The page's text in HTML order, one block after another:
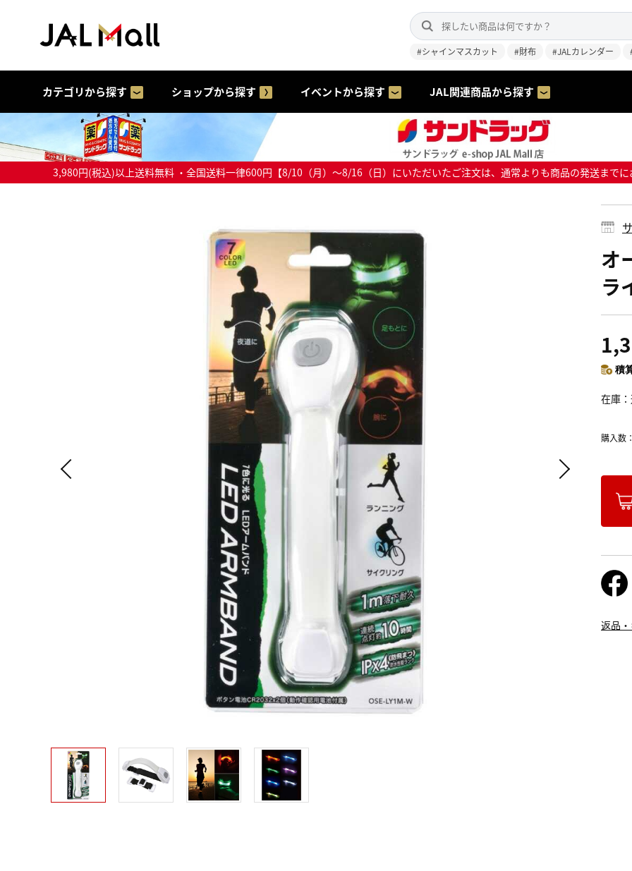
#シャインマスカット #財布 #JALカレンダー
カテゴリから探す ショップから探す イベントから探す JAL関連商品から探す
3,980円(税込)以上送料無料 ・全国送料一律600円【8/10（月）～8/16（日）にいただいたご注文は、通常よりも商品の発送まで
オ
ラ
積
在庫
購入数
返品